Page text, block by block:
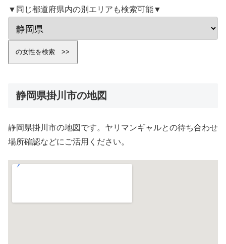
▼同じ都道府県内の別エリアも検索可能▼
静岡県掛川市の地図
静岡県掛川市の地図です。ヤリマンギャルとの待ち合わせ
場所確認などにご活用ください。